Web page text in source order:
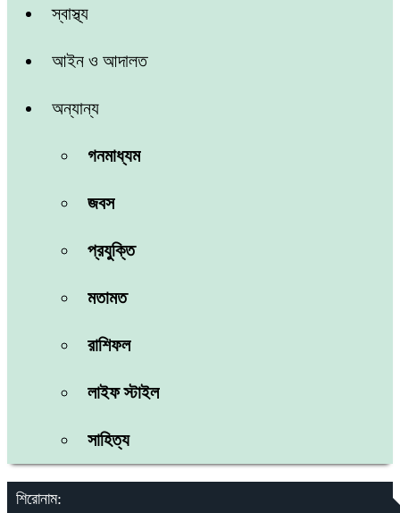
স্বাস্থ্য
আইন ও আদালত
অন্যান্য
গনমাধ্যম
জবস
প্রযুক্তি
মতামত
রাশিফল
লাইফ স্টাইল
সাহিত্য
শিরোনাম: